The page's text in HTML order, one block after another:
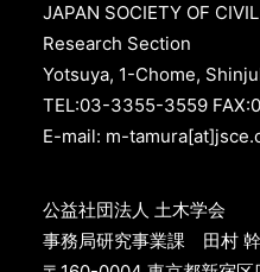
JAPAN SOCIETY OF
Research Section
Yotsuya, 1-Chome,
TEL:03-3355-3559
E-mail: m-
公益社団法人 土木学会
事務局研究事業課 田村